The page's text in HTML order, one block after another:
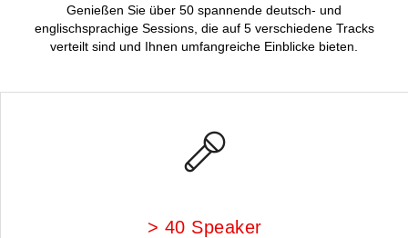
Genießen Sie über 50 spannende deutsch- und
englischsprachige Sessions, die auf 5 verschiedene Tracks
verteilt sind und Ihnen umfangreiche Einblicke bieten.
> 40 Speaker